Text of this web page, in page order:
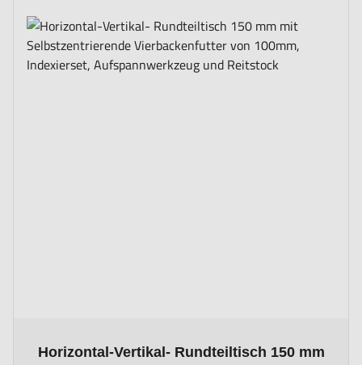
Horizontal-Vertikal- Rundteiltisch 150 mm
The price depends on the options chosen on the product page